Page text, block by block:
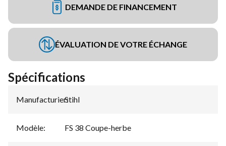
DEMANDE DE FINANCEMENT
ÉVALUATION DE VOTRE ÉCHANGE
Spécifications
Manufacturier:
Stihl
Modèle: FS 38 Coupe-herbe